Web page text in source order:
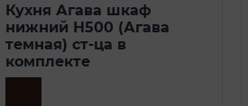
Кухня Агава шкаф
нижний Н500 (Агава
темная) ст-ца в
комплекте